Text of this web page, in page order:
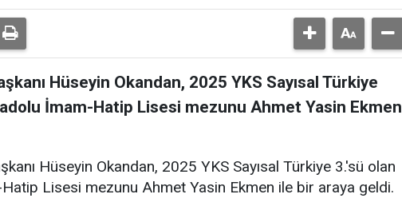
Hüseyin Okandan, 2025 YKS Sayısal Türkiye
İmam-Hatip Lisesi mezunu Ahmet Yasin Ekmen
Hüseyin Okandan, 2025 YKS Sayısal Türkiye 3.'sü olan
Lisesi mezunu Ahmet Yasin Ekmen ile bir araya geldi.